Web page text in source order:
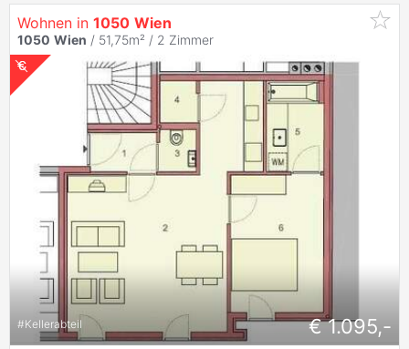
Wohnen in 1050 Wien
1050 Wien / 51,75m² / 2 Zimmer
#Kellerabteil € 1.095,-